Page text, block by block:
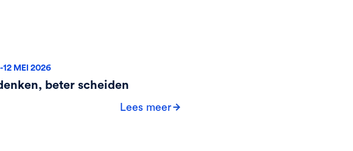
-12 MEI 2026
beter scheiden
Lees meer